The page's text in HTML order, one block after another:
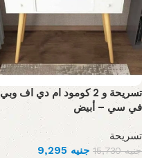
تسريحة و 2 كومود ام دي اف وبي
في سي – أبيض
تسريحة
جنيه15,730 جنيه